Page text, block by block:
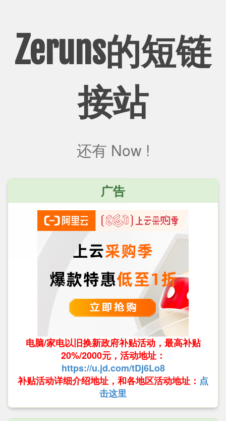
Zeruns的短链
接站
还有 Now !
广告
电脑/家电以旧换新政府补贴活动，最高补贴
20%/2000元，活动地址：
https://u.jd.com/tDj6Lo8
补贴活动详细介绍地址，和各地区活动地址： 点
击这里